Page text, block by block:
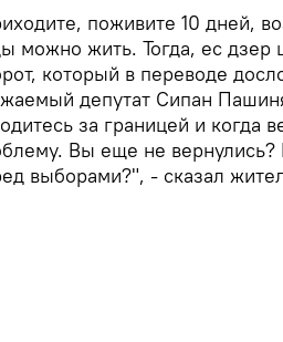
поживите 10 дней,
можно жить. Тогда, ес дзер
который в переводе
депутат Сипан
за границей и когда
Вы еще не
выборами?", - сказал